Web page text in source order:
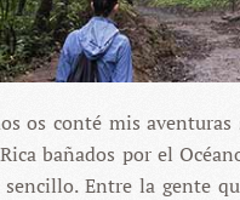
os conté mis
bañados por el
Entre la gente